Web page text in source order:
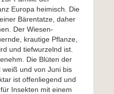
Europa heimisch. Die
Bärentatze, daher
Der Wiesen-
krautige Pflanze,
und tiefwurzelnd ist.
Die Blüten der
weiß und von Juni bis
ist offenliegend und
Insekten mit einem